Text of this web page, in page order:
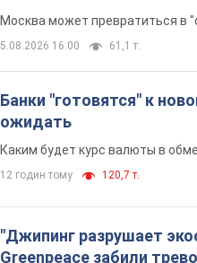
Москва может превратиться в
5.08.2026 16:00 61,1 т.
Банки "готовятся" к
ожидать
Каким будет курс валюты в
12 годин тому 120,7 т.
"Джипинг разрушает
Greenpeace забили